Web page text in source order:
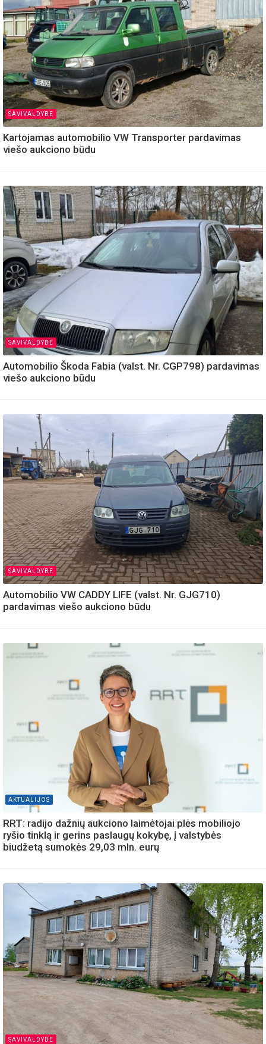
SAVIVALDYBE
Kartojamas automobilio VW Transporter pardavimas
viešo aukciono būdu
SAVIVALDYBE
Automobilio Škoda Fabia (valst. Nr. CGP798) pardavimas
viešo aukciono būdu
SAVIVALDYBE
Automobilio VW CADDY LIFE (valst. Nr. GJG710)
pardavimas viešo aukciono būdu
AKTUALIJOS
RRT: radijo dažnių aukciono laimėtojai plės mobiliojo
ryšio tinklą ir gerins paslaugų kokybę, į valstybės
biudžetą sumokės 29,03 mln. eurų
SAVIVALDYBE